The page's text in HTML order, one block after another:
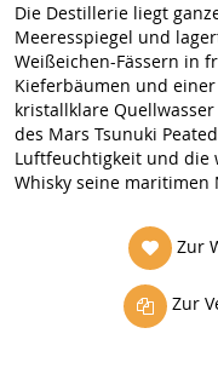
Die Destillerie liegt
Meeresspiegel und
Weißeichen-Fässern in
Kieferbäumen und
kristallklare
des Mars Tsunuki
Luftfeuchtigkeit und die
Whisky seine maritimen
Zur
Zur